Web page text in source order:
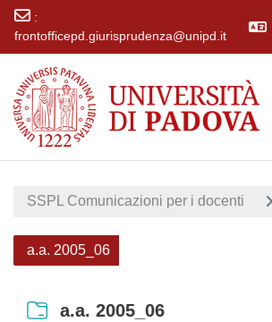
:
frontofficepd.giurisprudenza@unipd.it
SSPL Comunicazioni per i docenti
a.a. 2005_06
a.a. 2005_06